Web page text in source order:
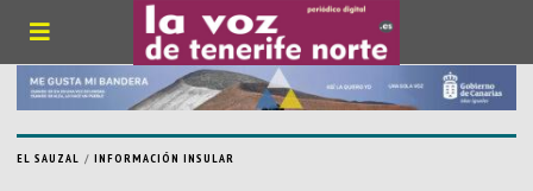
EL SAUZAL / INFORMACIÓN INSULAR